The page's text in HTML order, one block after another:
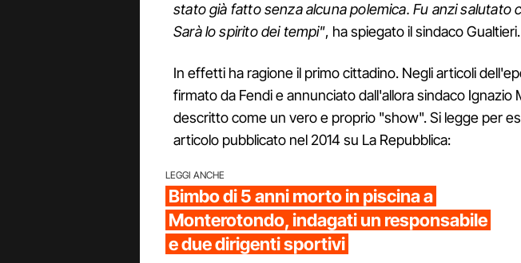
stato già fatto senza alcuna polemica. Fu anzi salutato
Sarà lo spirito dei tempi", ha spiegato il sindaco Gualtieri.
In effetti ha ragione il primo cittadino. Negli articoli
firmato da Fendi e annunciato dall'allora sindaco Ignazio
descritto come un vero e proprio "show". Si legge per
articolo pubblicato nel 2014 su La Repubblica:
LEGGI ANCHE
Bimbo di 5 anni morto in piscina a
Monterotondo, indagati un responsabile
e due dirigenti sportivi